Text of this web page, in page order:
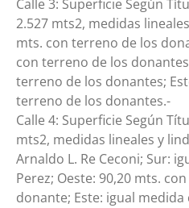
Calle 3: Superficie Según
2.527 mts2, medidas
mts. con terreno de los
con terreno de los
terreno de los donantes;
terreno de los donantes.-
Calle 4: Superficie Según
mts2, medidas lineales y
Arnaldo L. Re Ceconi; Sur:
Perez; Oeste: 90,20 mts.
donante; Este: igual medida